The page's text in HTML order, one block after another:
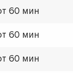
60 мин
60 мин
60 мин